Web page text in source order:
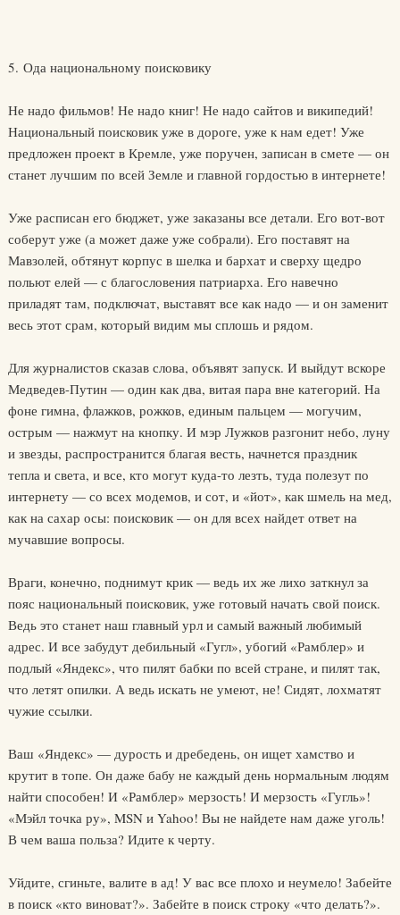
5. Ода национальному поисковику
Не надо фильмов! Не надо книг! Не надо сайтов и википедий!
Национальный поисковик уже в дороге, уже к нам едет! Уже
предложен проект в Кремле, уже поручен, записан в смете — он
станет лучшим по всей Земле и главной гордостью в интернете!
Уже расписан его бюджет, уже заказаны все детали. Его вот-вот
соберут уже (а может даже уже собрали). Его поставят на
Мавзолей, обтянут корпус в шелка и бархат и сверху щедро
польют елей — с благословения патриарха. Его навечно
приладят там, подключат, выставят все как надо — и он заменит
весь этот срам, который видим мы сплошь и рядом.
Для журналистов сказав слова, объявят запуск. И выйдут вскоре
Медведев-Путин — один как два, витая пара вне категорий. На
фоне гимна, флажков, рожков, единым пальцем — могучим,
острым — нажмут на кнопку. И мэр Лужков разгонит небо, луну
и звезды, распространится благая весть, начнется праздник
тепла и света, и все, кто могут куда-то лезть, туда полезут по
интернету — со всех модемов, и сот, и «йот», как шмель на мед,
как на сахар осы: поисковик — он для всех найдет ответ на
мучавшие вопросы.
Враги, конечно, поднимут крик — ведь их же лихо заткнул за
пояс национальный поисковик, уже готовый начать свой поиск.
Ведь это станет наш главный урл и самый важный любимый
адрес. И все забудут дебильный «Гугл», убогий «Рамблер» и
подлый «Яндекс», что пилят бабки по всей стране, и пилят так,
что летят опилки. А ведь искать не умеют, не! Сидят, лохматят
чужие ссылки.
Ваш «Яндекс» — дурость и дребедень, он ищет хамство и
крутит в топе. Он даже бабу не каждый день нормальным людям
найти способен! И «Рамблер» мерзость! И мерзость «Гугль»!
«Мэйл точка ру», MSN и Yahoo! Вы не найдете нам даже уголь!
В чем ваша польза? Идите к черту.
Уйдите, сгиньте, валите в ад! У вас все плохо и неумело! Забейте
в поиск «кто виноват?». Забейте в поиск строку «что делать?».